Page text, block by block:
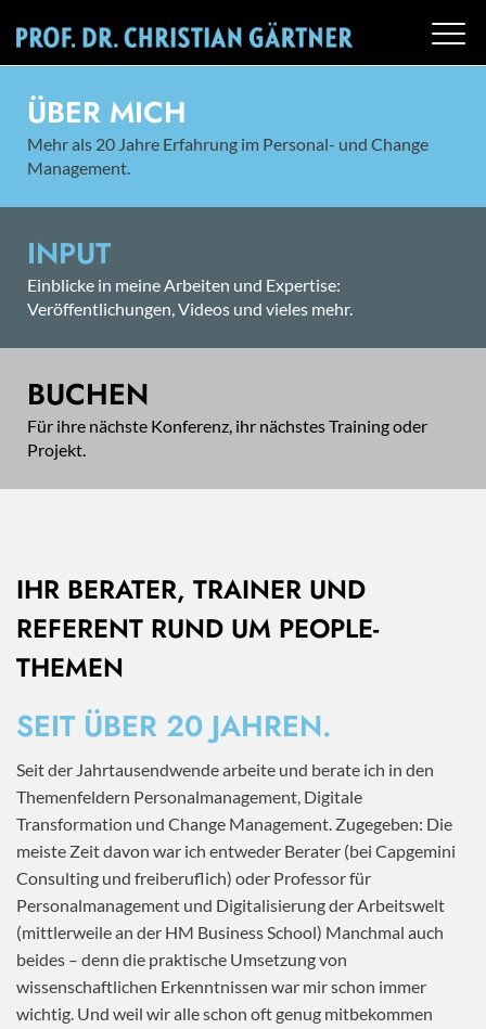
ÜBER MICH
Mehr als 20 Jahre Erfahrung im Personal- und Change
Management.
INPUT
Einblicke in meine Arbeiten und Expertise:
Veröffentlichungen, Videos und vieles mehr.
BUCHEN
Für ihre nächste Konferenz, ihr nächstes Training oder
Projekt.
IHR BERATER, TRAINER UND
REFERENT RUND UM PEOPLE-
THEMEN
SEIT ÜBER 20 JAHREN.
Seit der Jahrtausendwende arbeite und berate ich in den
Themenfeldern Personalmanagement, Digitale
Transformation und Change Management. Zugegeben: Die
meiste Zeit davon war ich entweder Berater (bei Capgemini
Consulting und freiberuflich) oder Professor für
Personalmanagement und Digitalisierung der Arbeitswelt
(mittlerweile an der HM Business School) Manchmal auch
beides – denn die praktische Umsetzung von
wissenschaftlichen Erkenntnissen war mir schon immer
wichtig. Und weil wir alle schon oft genug mitbekommen